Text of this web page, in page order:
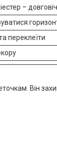
–
переклеїти
Він